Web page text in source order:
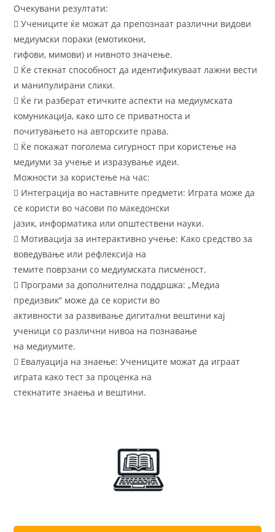
Очекувани резултати:
 Учениците ќе можат да препознаат различни видови
медиумски пораки (емотикони,
гифови, мимови) и нивното значење.
 Ќе стекнат способност да идентификуваат лажни вести
и манипулирани слики.
 Ќе ги разберат етичките аспекти на медиумската
комуникација, како што се приватноста и
почитувањето на авторските права.
 Ќе покажат поголема сигурност при користење на
медиуми за учење и изразување идеи.
Можности за користење на час:
 Интеграција во наставните предмети: Играта може да
се користи во часови по македонски
јазик, информатика или општествени науки.
 Мотивација за интерактивно учење: Како средство за
воведување или рефлексија на
темите поврзани со медиумската писменост.
 Програми за дополнителна поддршка: „Медиа
предизвик“ може да се користи во
активности за развивање дигитални вештини кај
ученици со различни нивоа на познавање
на медиумите.
 Евалуација на знаење: Учениците можат да играат
играта како тест за проценка на
стекнатите знаења и вештини.